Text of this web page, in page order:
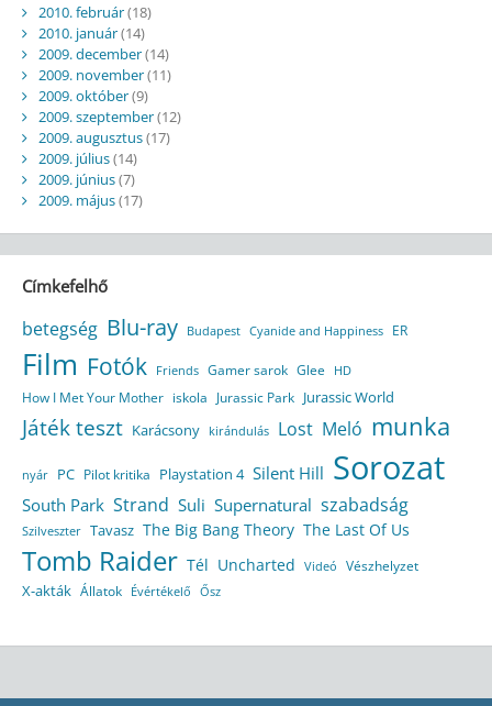
2010. február(18)
2010. január(14)
2009. december(14)
2009. november(11)
2009. október(9)
2009. szeptember(12)
2009. augusztus(17)
2009. július(14)
2009. június(7)
2009. május(17)
Címkefelhő
betegség Blu-ray Budapest Cyanide and Happiness ER
Film Fotók Friends Gamer sarok Glee HD
How I Met Your Mother iskola Jurassic Park Jurassic World
Játék teszt Karácsony kirándulás Lost Meló munka
nyár PC Pilot kritika Playstation 4 Silent Hill Sorozat
South Park Strand Suli Supernatural szabadság
Szilveszter Tavasz The Big Bang Theory The Last Of Us
Tomb Raider Tél Uncharted Videó Vészhelyzet
X-akták Állatok Évértékelő Ősz